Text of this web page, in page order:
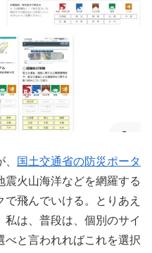
国土交通省の防災ポータ
震火山海洋などを網羅する
飛んでいける。とりあえ
は、普段は、個別のサイ
べと言われればこれを選択